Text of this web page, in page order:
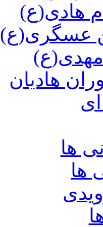
هادی(ع)
عسگری(ع)
هادیان
ها
ها